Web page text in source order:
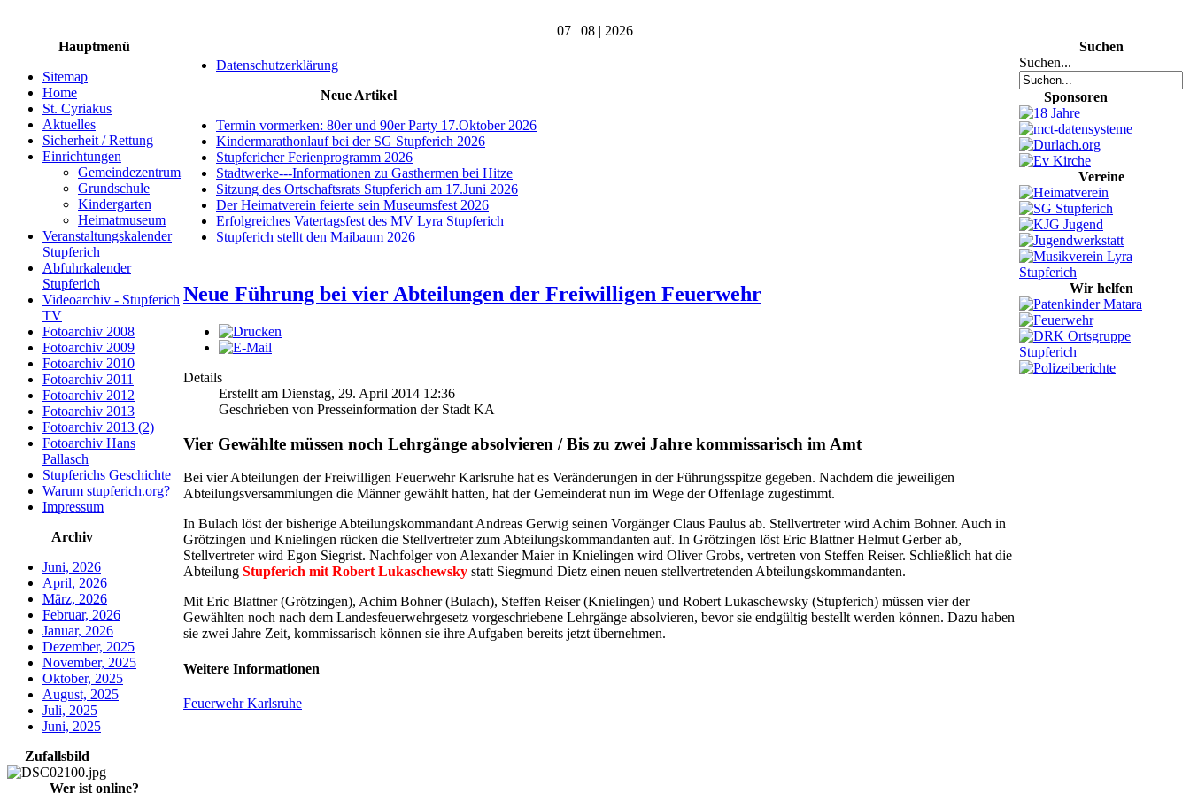
07 | 08 | 2026
Hauptmenü
Sitemap
Home
St. Cyriakus
Aktuelles
Sicherheit / Rettung
Einrichtungen
Gemeindezentrum
Grundschule
Kindergarten
Heimatmuseum
Veranstaltungskalender
Stupferich
Abfuhrkalender
Stupferich
Videoarchiv - Stupferich
TV
Fotoarchiv 2008
Fotoarchiv 2009
Fotoarchiv 2010
Fotoarchiv 2011
Fotoarchiv 2012
Fotoarchiv 2013
Fotoarchiv 2013 (2)
Fotoarchiv Hans
Pallasch
Stupferichs Geschichte
Warum stupferich.org?
Impressum
Archiv
Juni, 2026
April, 2026
März, 2026
Februar, 2026
Januar, 2026
Dezember, 2025
November, 2025
Oktober, 2025
August, 2025
Juli, 2025
Juni, 2025
Zufallsbild
Wer ist online?
Datenschutzerklärung
Neue Artikel
Termin vormerken: 80er und 90er Party 17.Oktober 2026
Kindermarathonlauf bei der SG Stupferich 2026
Stupfericher Ferienprogramm 2026
Stadtwerke---Informationen zu Gasthermen bei Hitze
Sitzung des Ortschaftsrats Stupferich am 17.Juni 2026
Der Heimatverein feierte sein Museumsfest 2026
Erfolgreiches Vatertagsfest des MV Lyra Stupferich
Stupferich stellt den Maibaum 2026
Neue Führung bei vier Abteilungen der Freiwilligen Feuerwehr
Details
Erstellt am Dienstag, 29. April 2014 12:36
Geschrieben von Presseinformation der Stadt KA
Vier Gewählte müssen noch Lehrgänge absolvieren / Bis zu zwei Jahre kommissarisch im Amt
Bei vier Abteilungen der Freiwilligen Feuerwehr Karlsruhe hat es Veränderungen in der Führungsspitze gegeben. Nachdem die jeweiligen
Abteilungsversammlungen die Männer gewählt hatten, hat der Gemeinderat nun im Wege der Offenlage zugestimmt.
In Bulach löst der bisherige Abteilungskommandant Andreas Gerwig seinen Vorgänger Claus Paulus ab. Stellvertreter wird Achim Bohner. Auch in
Grötzingen und Knielingen rücken die Stellvertreter zum Abteilungskommandanten auf. In Grötzingen löst Eric Blattner Helmut Gerber ab,
Stellvertreter wird Egon Siegrist. Nachfolger von Alexander Maier in Knielingen wird Oliver Grobs, vertreten von Steffen Reiser. Schließlich hat die
Abteilung Stupferich mit Robert Lukaschewsky statt Siegmund Dietz einen neuen stellvertretenden Abteilungskommandanten.
Mit Eric Blattner (Grötzingen), Achim Bohner (Bulach), Steffen Reiser (Knielingen) und Robert Lukaschewsky (Stupferich) müssen vier der
Gewählten noch nach dem Landesfeuerwehrgesetz vorgeschriebene Lehrgänge absolvieren, bevor sie endgültig bestellt werden können. Dazu haben
sie zwei Jahre Zeit, kommissarisch können sie ihre Aufgaben bereits jetzt übernehmen.
Weitere Informationen
Feuerwehr Karlsruhe
Suchen
Suchen...
Sponsoren
Vereine
Wir helfen